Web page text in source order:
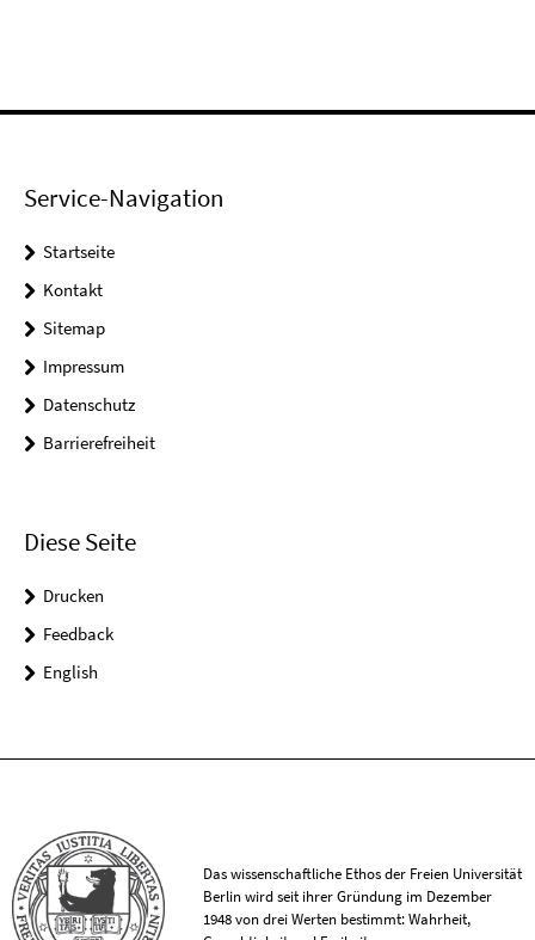
Service-Navigation
Startseite
Kontakt
Sitemap
Impressum
Datenschutz
Barrierefreiheit
Diese Seite
Drucken
Feedback
English
Das wissenschaftliche Ethos der Freien Universität
Berlin wird seit ihrer Gründung im Dezember
1948 von drei Werten bestimmt: Wahrheit,